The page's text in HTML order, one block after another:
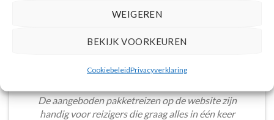
WEIGEREN
BEKIJK VOORKEUREN
CookiebeleidPrivacyverklaring
Stijn Wouters/Den Bosch
De aangeboden pakketreizen op de website zijn
handig voor reizigers die graag alles in één keer